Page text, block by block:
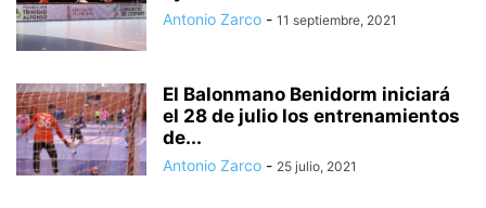
AGRESIÓN A PAREJA HOMOSEXUAL AGRESIÓN SEXUAL AGRESIONES
AGRICULTURA
AGRUPACIÓN DE TRÁFICO DE LA GUARDIA CIVIL
AGUA A PRECIOS IMPOSIBLES AGUA DESLADA AGUA EN LA LUNA
AGUAS MANANTIALES
AHORRO DEL AGUA AHORRO ENERGÉTICO ALARMA SOCIAL
Antonio Zarco - 11 septiembre, 2021
El Balonmano Benidorm iniciará
el 28 de julio los entrenamientos
de...
Antonio Zarco - 25 julio, 2021